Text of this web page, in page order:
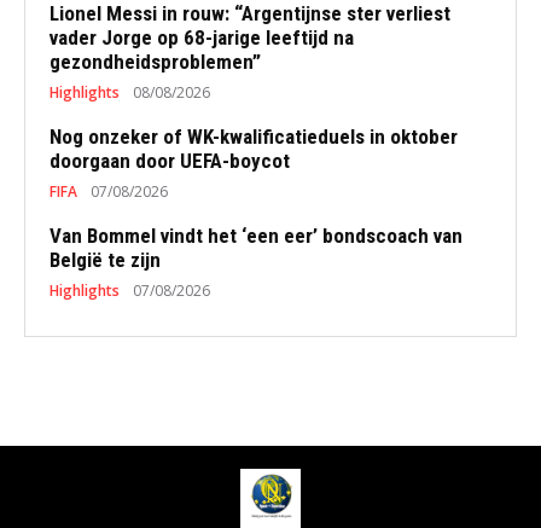
Lionel Messi in rouw: “Argentijnse ster verliest
vader Jorge op 68-jarige leeftijd na
gezondheidsproblemen”
Highlights 08/08/2026
Nog onzeker of WK-kwalificatieduels in oktober
doorgaan door UEFA-boycot
FIFA 07/08/2026
Van Bommel vindt het ‘een eer’ bondscoach van
België te zijn
Highlights 07/08/2026